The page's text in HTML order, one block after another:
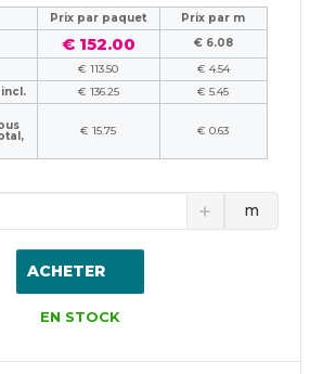
Prix ​​par paquet
Prix par m
€ 152.00
€ 6.08
€ 113.50
€ 4.54
€ 136.25
€ 5.45
€ 15.75 € 0.63
m
ACHETER
EN STOCK